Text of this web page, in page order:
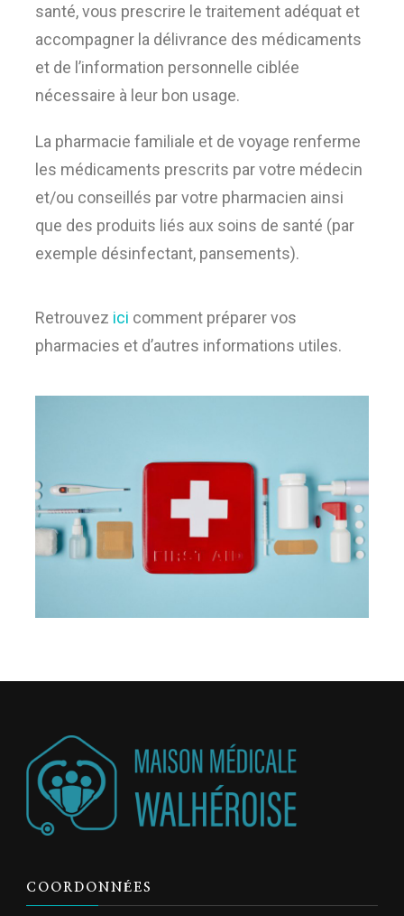
santé, vous prescrire le traitement adéquat et
accompagner la délivrance des médicaments
et de l’information personnelle ciblée
nécessaire à leur bon usage.
La pharmacie familiale et de voyage renferme
les médicaments prescrits par votre médecin
et/ou conseillés par votre pharmacien ainsi
que des produits liés aux soins de santé (par
exemple désinfectant, pansements).
Retrouvez ici comment préparer vos
pharmacies et d’autres informations utiles.
COORDONNÉES